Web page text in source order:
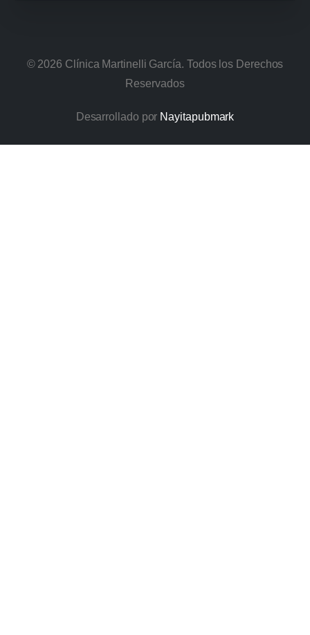
© 2026 Clínica Martinelli García. Todos los Derechos
Reservados
Desarrollado por Nayitapubmark